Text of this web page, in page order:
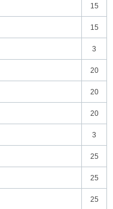
15
15
3
20
20
20
3
25
25
25